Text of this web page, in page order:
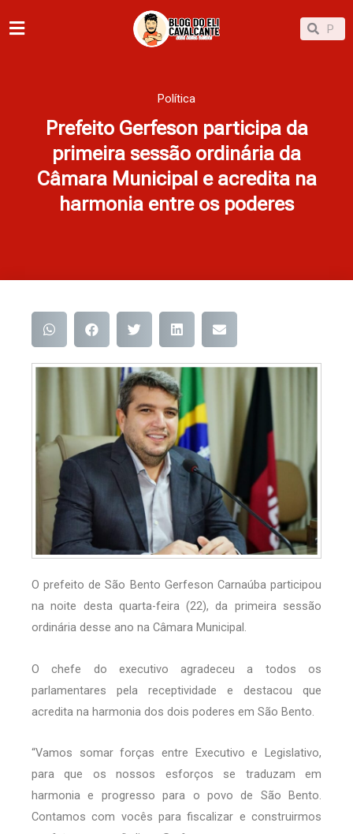
para
Pesquisar
Política
Prefeito Gerfeson participa da
primeira sessão ordinária da
Câmara Municipal e acredita na
harmonia entre os poderes
O prefeito de São Bento Gerfeson Carnaúba participou
na noite desta quarta-feira (22), da primeira sessão
ordinária desse ano na Câmara Municipal.
O chefe do executivo agradeceu a todos os
parlamentares pela receptividade e destacou que
acredita na harmonia dos dois poderes em São Bento.
“Vamos somar forças entre Executivo e Legislativo,
para que os nossos esforços se traduzam em
harmonia e progresso para o povo de São Bento.
Contamos com vocês para fiscalizar e construirmos